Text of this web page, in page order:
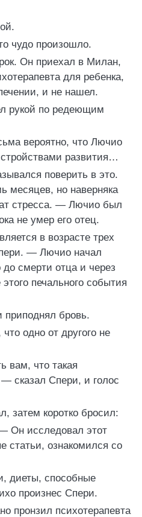
чудо произошло.
Он приехал в Милан,
для ребенка,
и не нашел.
рукой по редеющим
вероятно, что Лючио
развития…
поверить в это.
месяцев, но наверняка
стресса. — Лючио был
не умер его отец.
в возрасте трех
— Лючио начал
до смерти отца и через
печального события
приподнял бровь.
одно от другого не
вам, что такая
— сказал Спери, и голос
затем коротко бросил:
Он исследовал этот
статьи, ознакомился со
диеты, способные
произнес Спери.
пронзил психотерапевта